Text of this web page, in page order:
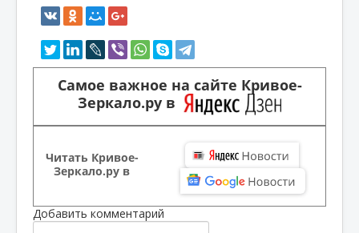
Самое важное на сайте Кривое-
Зеркало.ру в
Читать Кривое-
Зеркало.ру в
Добавить комментарий